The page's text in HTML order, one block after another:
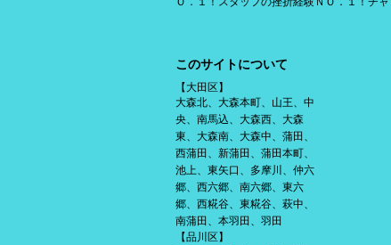
このサイトについて
【大田区】
大森北、大森本町、山王、中
央、南馬込、大森西、大森
東、大森南、大森中、蒲田、
西蒲田、新蒲田、蒲田本町、
池上、東矢口、多摩川、仲六
郷、西六郷、南六郷、東六
郷、西糀谷、東糀谷、萩中、
南蒲田、本羽田、羽田
【品川区】